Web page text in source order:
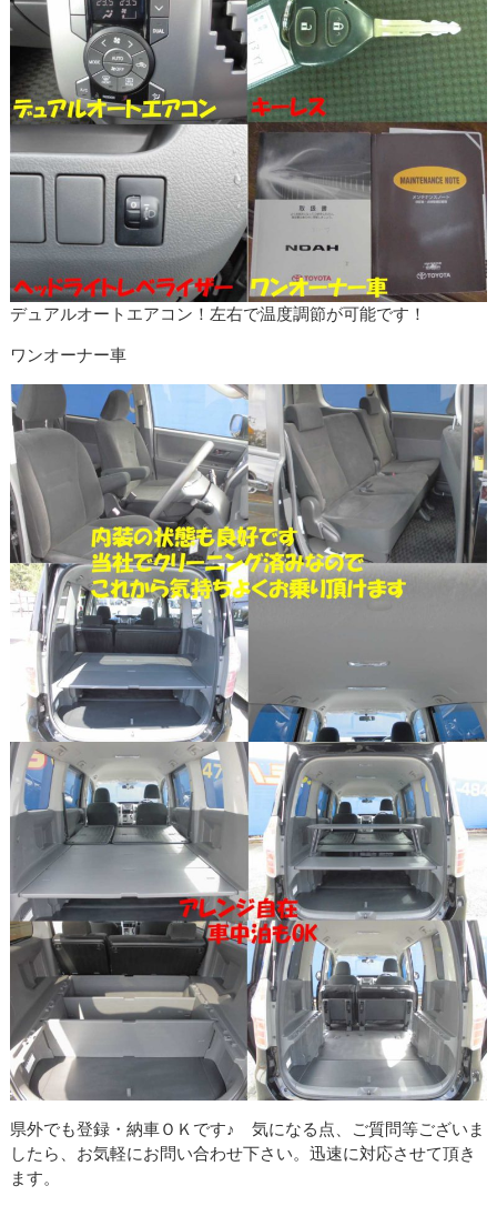
デュアルオートエアコン！左右で温度調節が可能です！
ワンオーナー車
県外でも登録・納車ＯＫです♪ 気になる点、ご質問等ございま
したら、お気軽にお問い合わせ下さい。迅速に対応させて頂き
ます。